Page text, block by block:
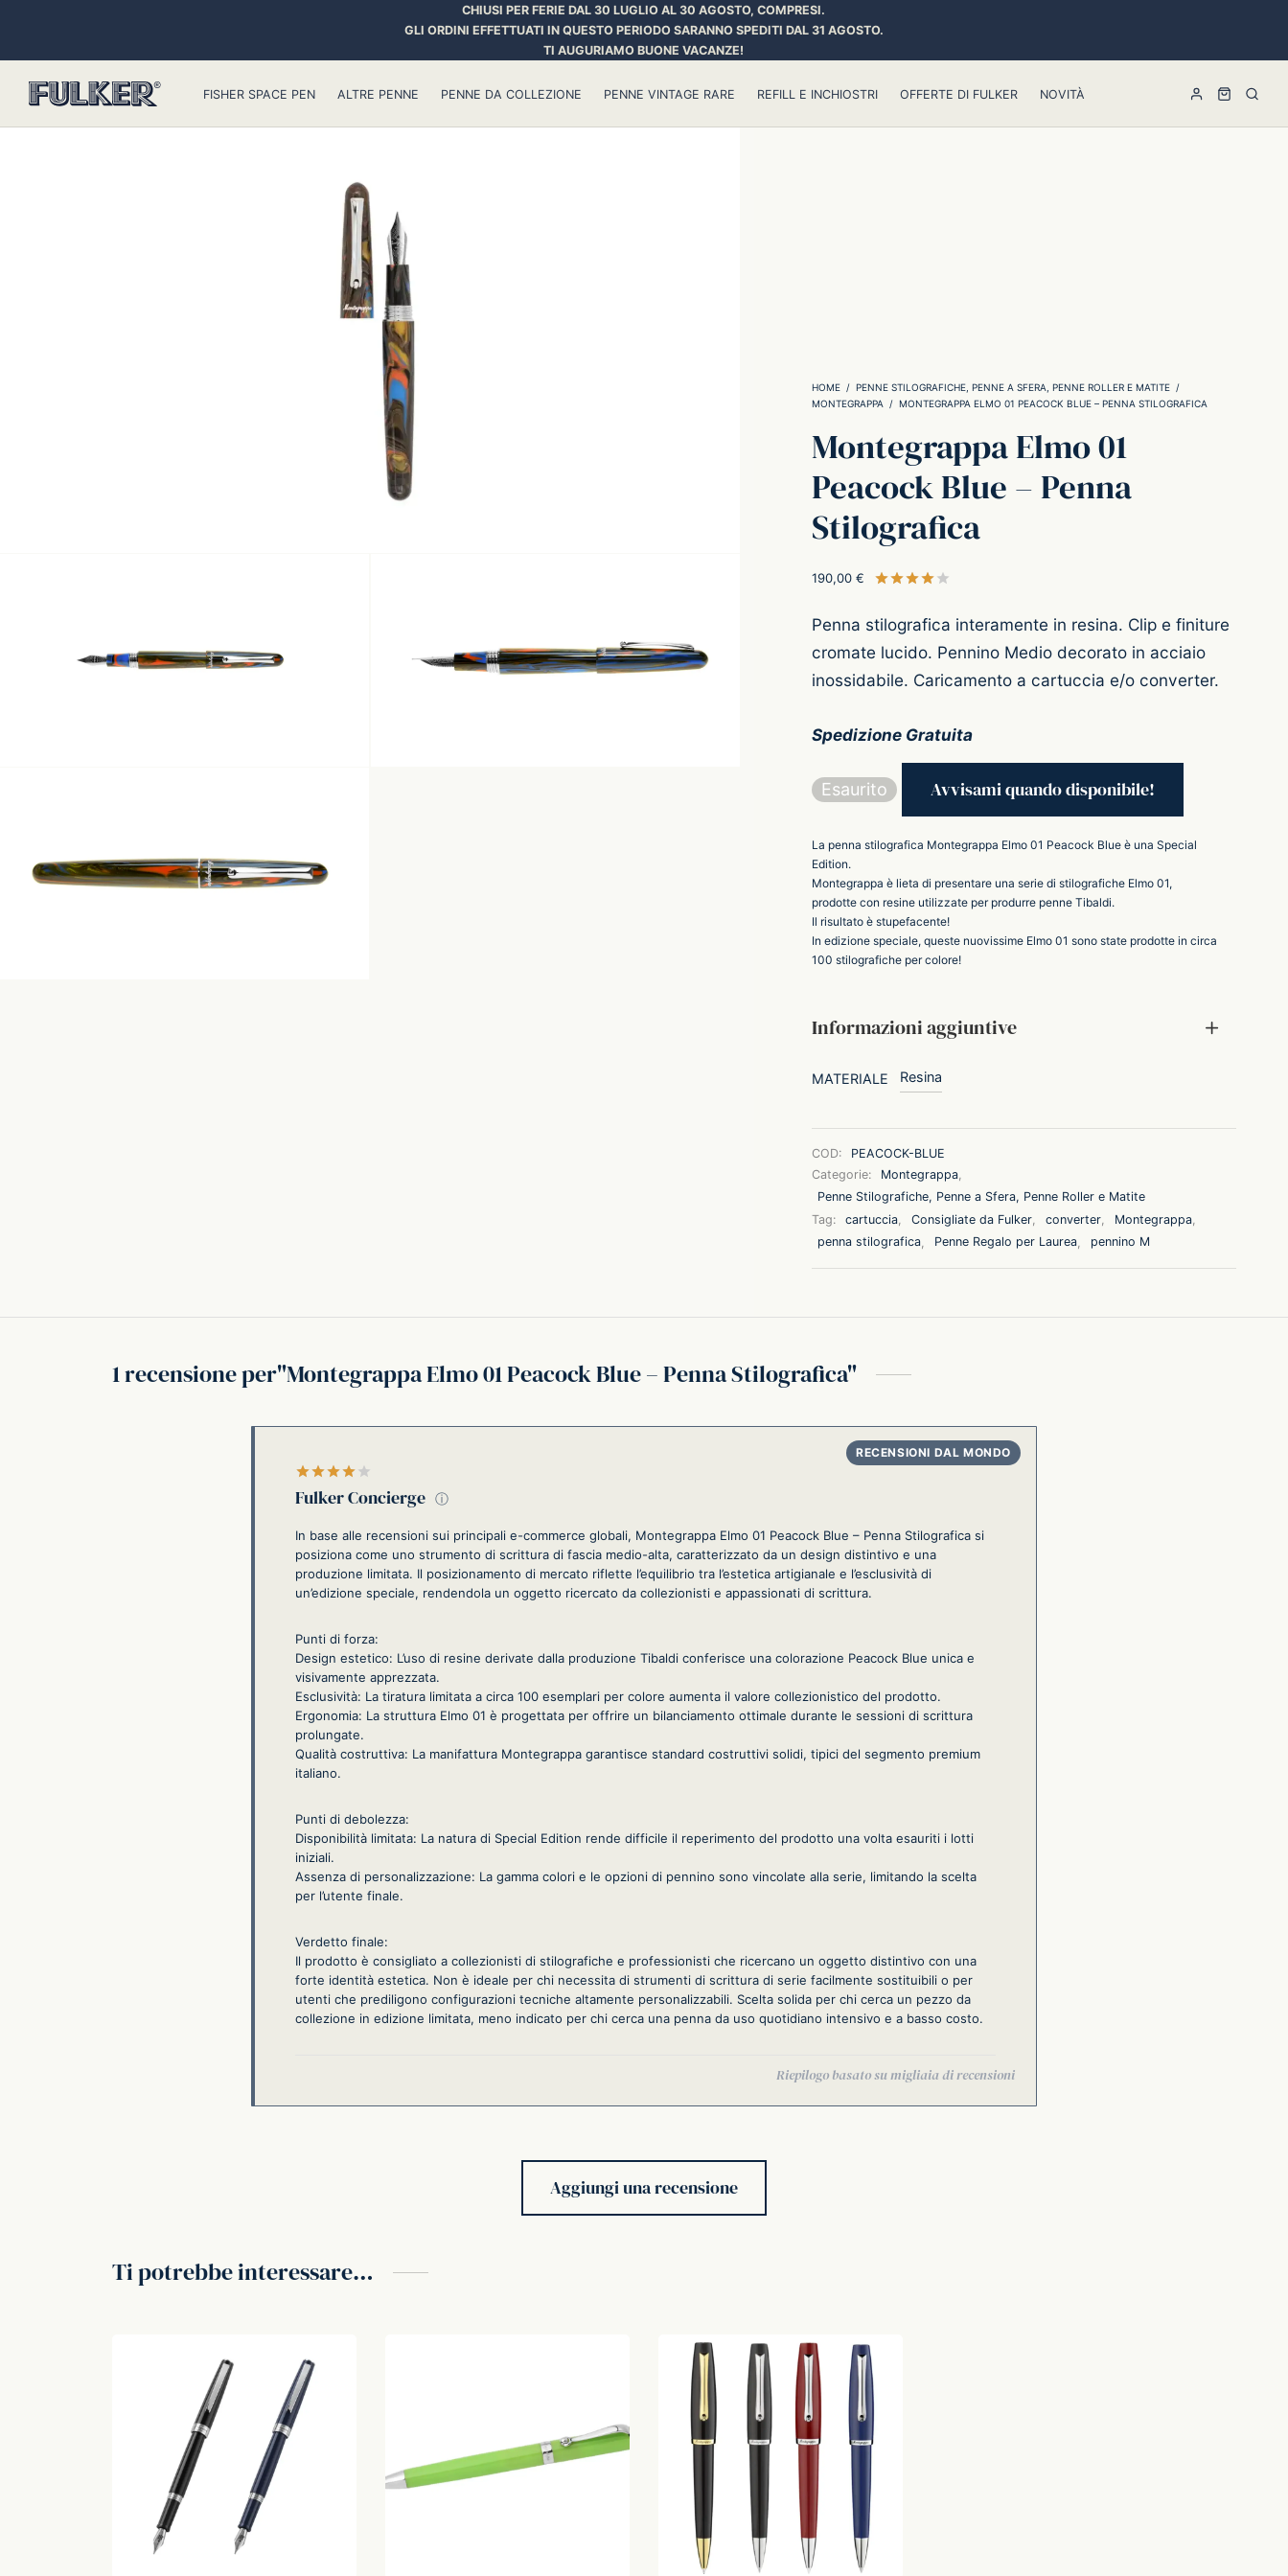
CHIUSI PER FERIE DAL 30 LUGLIO AL 30 AGOSTO, COMPRESI.
GLI ORDINI EFFETTUATI IN QUESTO PERIODO SARANNO SPEDITI DAL 31 AGOSTO.
TI AUGURIAMO BUONE VACANZE!
FISHER SPACE PEN ALTRE PENNE PENNE DA COLLEZIONE PENNE VINTAGE RARE REFILL E INCHIOSTRI OFFERTE DI FULKER NOVITÀ
HOME / PENNE STILOGRAFICHE, PENNE A SFERA, PENNE ROLLER E MATITE
/
MONTEGRAPPA
/ MONTEGRAPPA ELMO 01 PEACOCK BLUE – PENNA STILOGRAFICA
Montegrappa Elmo 01
Peacock Blue – Penna
Stilografica
190,00 €
Penna stilografica interamente in resina. Clip e finiture
cromate lucido. Pennino Medio decorato in acciaio
inossidabile. Caricamento a cartuccia e/o converter.
Spedizione Gratuita
Esaurito
La penna stilografica Montegrappa Elmo 01 Peacock Blue è una Special
Edition.
Montegrappa è lieta di presentare una serie di stilografiche Elmo 01,
prodotte con resine utilizzate per produrre penne Tibaldi.
Il risultato è stupefacente!
In edizione speciale, queste nuovissime Elmo 01 sono state prodotte in circa
100 stilografiche per colore!
Informazioni aggiuntive
MATERIALE Resina
COD:
PEACOCK-BLUE
Categorie:
Montegrappa,
Penne Stilografiche, Penne a Sfera, Penne Roller e Matite
Tag:
cartuccia, Consigliate da Fulker, converter, Montegrappa,
penna stilografica, Penne Regalo per Laurea, pennino M
1 recensione per Montegrappa Elmo 01 Peacock Blue – Penna Stilografica
Fulker Concierge ⓘ
In base alle recensioni sui principali e-commerce globali, Montegrappa Elmo 01 Peacock Blue – Penna Stilografica si
posiziona come uno strumento di scrittura di fascia medio-alta, caratterizzato da un design distintivo e una
produzione limitata. Il posizionamento di mercato riflette l’equilibrio tra l’estetica artigianale e l’esclusività di
un’edizione speciale, rendendola un oggetto ricercato da collezionisti e appassionati di scrittura.
Punti di forza:
Design estetico: L’uso di resine derivate dalla produzione Tibaldi conferisce una colorazione Peacock Blue unica e
visivamente apprezzata.
Esclusività: La tiratura limitata a circa 100 esemplari per colore aumenta il valore collezionistico del prodotto.
Ergonomia: La struttura Elmo 01 è progettata per offrire un bilanciamento ottimale durante le sessioni di scrittura
prolungate.
Qualità costruttiva: La manifattura Montegrappa garantisce standard costruttivi solidi, tipici del segmento premium
italiano.
Punti di debolezza:
Disponibilità limitata: La natura di Special Edition rende difficile il reperimento del prodotto una volta esauriti i lotti
iniziali.
Assenza di personalizzazione: La gamma colori e le opzioni di pennino sono vincolate alla serie, limitando la scelta
per l’utente finale.
Verdetto finale:
Il prodotto è consigliato a collezionisti di stilografiche e professionisti che ricercano un oggetto distintivo con una
forte identità estetica. Non è ideale per chi necessita di strumenti di scrittura di serie facilmente sostituibili o per
utenti che prediligono configurazioni tecniche altamente personalizzabili. Scelta solida per chi cerca un pezzo da
collezione in edizione limitata, meno indicato per chi cerca una penna da uso quotidiano intensivo e a basso costo.
Aggiungi una recensione
Ti potrebbe interessare…